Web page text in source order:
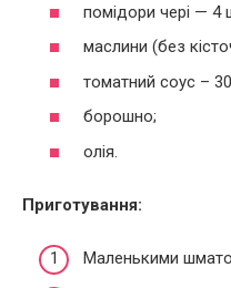
помідори чері — 4
маслини (без
томатний соус –
борошно;
олія.
Приготування:
Маленькими